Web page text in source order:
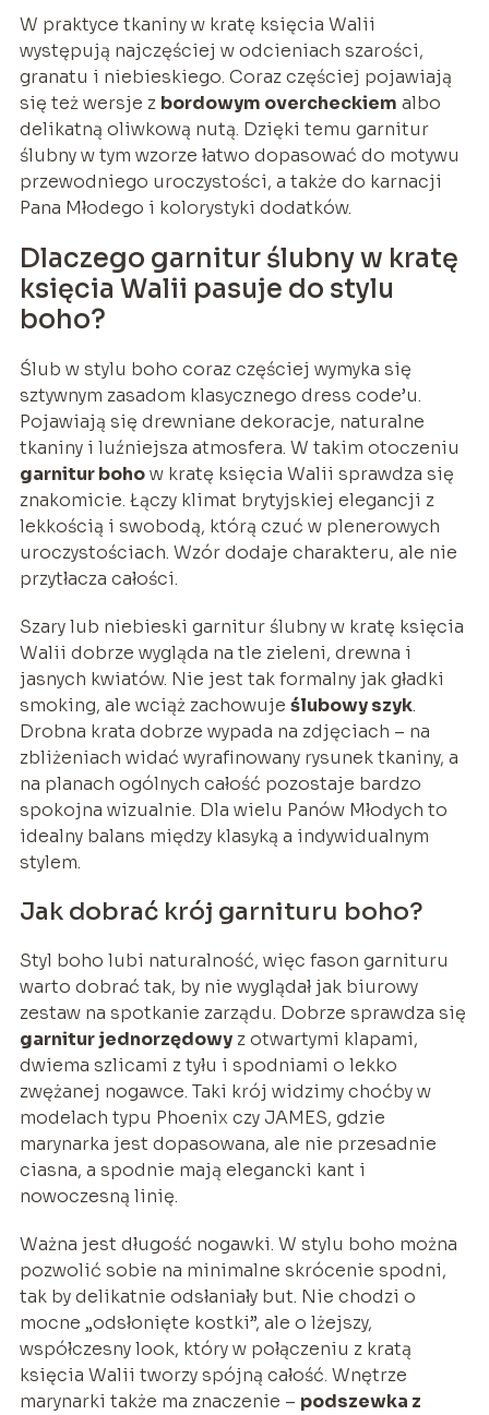
W praktyce tkaniny w kratę księcia Walii
występują najczęściej w odcieniach szarości,
granatu i niebieskiego. Coraz częściej pojawiają
się też wersje z bordowym overcheckiem albo
delikatną oliwkową nutą. Dzięki temu garnitur
ślubny w tym wzorze łatwo dopasować do motywu
przewodniego uroczystości, a także do karnacji
Pana Młodego i kolorystyki dodatków.
Dlaczego garnitur ślubny w kratę
księcia Walii pasuje do stylu
boho?
Ślub w stylu boho coraz częściej wymyka się
sztywnym zasadom klasycznego dress code’u.
Pojawiają się drewniane dekoracje, naturalne
tkaniny i luźniejsza atmosfera. W takim otoczeniu
garnitur bohow kratę księcia Walii sprawdza się
znakomicie. Łączy klimat brytyjskiej elegancji z
lekkością i swobodą, którą czuć w plenerowych
uroczystościach. Wzór dodaje charakteru, ale nie
przytłacza całości.
Szary lub niebieski garnitur ślubny w kratę księcia
Walii dobrze wygląda na tle zieleni, drewna i
jasnych kwiatów. Nie jest tak formalny jak gładki
smoking, ale wciąż zachowuje ślubowy szyk.
Drobna krata dobrze wypada na zdjęciach – na
zbliżeniach widać wyrafinowany rysunek tkaniny, a
na planach ogólnych całość pozostaje bardzo
spokojna wizualnie. Dla wielu Panów Młodych to
idealny balans między klasyką a indywidualnym
stylem.
Jak dobrać krój garnituru boho?
Styl boho lubi naturalność, więc fason garnituru
warto dobrać tak, by nie wyglądał jak biurowy
zestaw na spotkanie zarządu. Dobrze sprawdza się
garnitur jednorzędowyz otwartymi klapami,
dwiema szlicami z tyłu i spodniami o lekko
zwężanej nogawce. Taki krój widzimy choćby w
modelach typu Phoenix czy JAMES, gdzie
marynarka jest dopasowana, ale nie przesadnie
ciasna, a spodnie mają elegancki kant i
nowoczesną linię.
Ważna jest długość nogawki. W stylu boho można
pozwolić sobie na minimalne skrócenie spodni,
tak by delikatnie odsłaniały but. Nie chodzi o
mocne „odsłonięte kostki”, ale o lżejszy,
współczesny look, który w połączeniu z kratą
księcia Walii tworzy spójną całość. Wnętrze
marynarki także ma znaczenie – podszewka z